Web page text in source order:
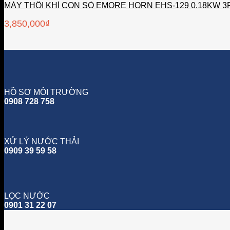
MÁY THỔI KHÍ CON SÒ EMORE HORN EHS-129 0.18KW
3,850,000₫
HỒ SƠ MÔI TRƯỜNG
0908 728 758
XỬ LÝ NƯỚC THẢI
0909 39 59 58
LỌC NƯỚC
0901 31 22 07